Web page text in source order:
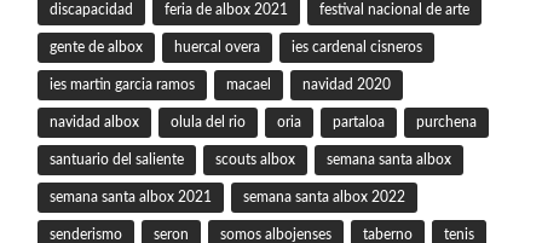
discapacidad feria de albox 2021 festival nacional de arte
gente de albox huercal overa ies cardenal cisneros
ies martin garcia ramos macael navidad 2020
navidad albox olula del rio oria partaloa purchena
santuario del saliente scouts albox semana santa albox
semana santa albox 2021 semana santa albox 2022
senderismo seron somos albojenses taberno tenis